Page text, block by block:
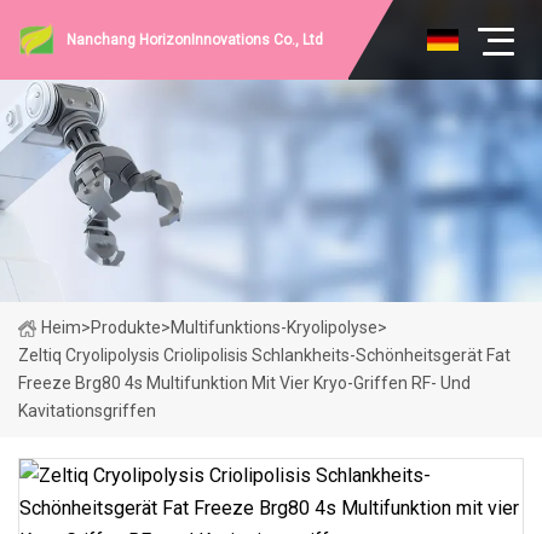
Nanchang HorizonInnovations Co., Ltd
Heim>Produkte>Multifunktions-Kryolipolyse>
Zeltiq Cryolipolysis Criolipolisis Schlankheits-Schönheitsgerät Fat
Freeze Brg80 4s Multifunktion Mit Vier Kryo-Griffen RF- Und
Kavitationsgriffen